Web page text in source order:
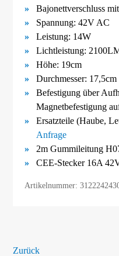
Bajonettverschluss
Spannung: 42V AC
Leistung: 14W
Lichtleistung:
Höhe: 19cm
Durchmesser: 17,5cm
Befestigung über
Magnetbefestigung
Ersatzteile (Haube,
Anfrage
2m Gummileitung
CEE-Stecker 16A
Artikelnummer:
Zurück